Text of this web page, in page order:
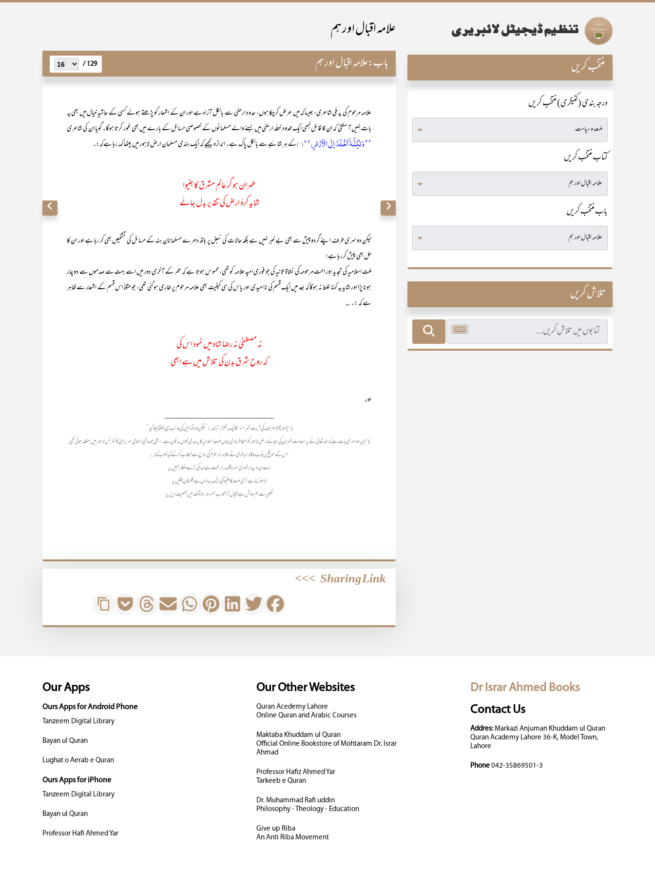
علامہ اقبال اور ہم
باب:علامہ اقبال اور ہم 129 /
علامہ مرحوم کی یہ ملی شاعری، جیسا کہ میں عرض کرچکا ہوں، حدودِ ارضی سے بالکل آزاد ہے اور ان کے اشعار کو پڑھتے ہوئے کسی کے حاشیۂ خیال میں بھی یہ
بات نہیں آ سکتی کہ ان کا قائل کبھی ایک محدود خطّۂ ارضی میں بسنے والے مسلمانوں کے خصوصی مسائل کے بارے میں بھی غور کرتا ہوگا۔ گویا ان کی شاعری
’’وَ لٰکِنَّہٗۤ اَخۡلَدَ اِلَی الۡاَرۡضِ ‘‘(۱) کے ہر شائبے سے بالکل پاک ہے۔ اندازہ کیجیے کہ ایک ہندی مسلمان ارضِ لاہور میں بیٹھا کہہ رہا ہےکہ:۔
طہران ہو گر عالمِ مشرق کا جنیوا
شاید کرۂ ارض کی تقدیر بدل جائے
لیکن دوسری طرف اپنے گردوپیش سے بھی بے خبر نہیں ہے بلکہ حالات کی نبض پر ہاتھ دھرے مسلمانانِ ہند کے مسائل کی تشخیص بھی کر رہا ہے اور ان کا
حل بھی پیش کر رہا ہے!
ملت اسلامیہ کی تجدید اور امّت مرحومہ کی نشاۃ ثانیہ کی جو فوری امید علامہ کو تھی، محسوس ہوتا ہے کہ عمر کے آخری دور میں اسے بہت سے صدموں سے دو چار
ہونا پڑا اور شاید یہ کہنا غلط نہ ہوگا کہ بعد میں ایک قسم کی نا امیدی اور یاس کی سی کیفیت بھی علامہ مرحوم پر طاری ہوگئی تھی، جو مثلاً اس قسم کے اشعار سے ظاہر
ہے کہ :۔ ؎
نہ مصطفیٰ نہ رضا شاہ میں نمود اس کی
کہ روحِ شرق بدن کی تلاش میں ہے ابھی
اور
____________________________
(۱) سورۃ الاعراف کی آیت نمبر۱۷۶ کا ایک ٹکڑا۔ ترجمہ: ’’لیکن وہ تو زمین کی جانب ہی جھکتا چلا گیا‘‘
(۲) یہ دوسری بات ہے کہ اللہ تعالیٰ نے یہ سعادت طہران کی بجائے ارضِ لاہور کو عطا فرما دی جہاں ملتِ اسلامیہ کا یہ حدی خواں مدفون ہے۔ ابھی جو عالمی اسلامی سربراہی کانفرنس لاہور میں منعقد ہوئی تھی
اس کے موقع پر جناب وقار انبالوی نے علامہ مرحوم کی روح سے خطاب کرکے کیا خوب کہا ؎
اے دیدۂ بیدارِ خودی! مردِ قلندر! رحمت ہے خدا کی ترے افکارِ مبیں پر
لاہورؔ بنا ہے تری ملت کا جنیواؔ کیا رنگِ بہاراں ہے گلستانِ یقیں پر
تعبیر سے ہم دوش ہے اقبال ترا خواب مسرور ہو تو خلد میں جمعیتِ دیں پر
Sharing Link
>>>
منتخب کریں
درجہ بندی (کٹیگری) منتخب کریں
کتاب منتخب کریں
باب منتخب کریں
تلاش کریں
Dr Israr Ahmed Books
Contact Us
Addres:Markazi Anjuman Khuddam ul Quran
Quran Academy Lahore 36-K, Model Town,
Lahore
Phone 042-35869501-3
Our Other Websites
Quran Acedemy Lahore
Online Quran and Arabic Courses
Maktaba Khuddam ul Quran
Official Online Bookstore of Mohtaram Dr. Israr
Ahmad
Professor Hafiz Ahmed Yar
Tarkeeb e Quran
Dr. Muhammad Rafi uddin
Philosophy - Theology - Education
Give up Riba
An Anti Riba Movement
Our Apps
Ours Apps for Android Phone
Tanzeem Digital Library
Bayan ul Quran
Lughat o Aerab e Quran
Ours Apps for iPhone
Tanzeem Digital Library
Bayan ul Quran
Professor Hafi Ahmed Yar